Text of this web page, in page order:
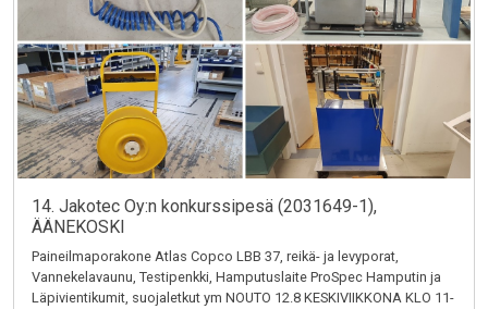
14. Jakotec Oy:n konkurssipesä (2031649-1),
ÄÄNEKOSKI
Paineilmaporakone Atlas Copco LBB 37, reikä- ja levyporat,
Vannekelavaunu, Testipenkki, Hamputuslaite ProSpec Hamputin ja
Läpivientikumit, suojaletkut ym NOUTO 12.8 KESKIVIIKKONA KLO 11-